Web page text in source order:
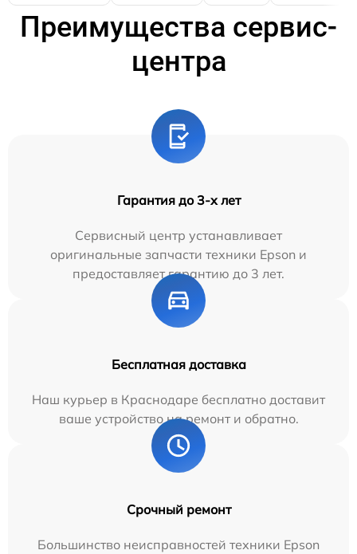
Преимущества сервис-
центра
Гарантия до 3-х лет
Сервисный центр устанавливает
оригинальные запчасти техники Epson и
предоставляет гарантию до 3 лет.
Бесплатная доставка
Наш курьер в Краснодаре бесплатно доставит
ваше устройство на ремонт и обратно.
Срочный ремонт
Большинство неисправностей техники Epson